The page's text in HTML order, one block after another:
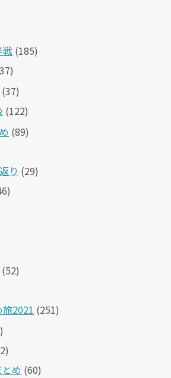
戦 (185)
(37)
(122)
(89)
り (29)
(52)
2021 (251)
め (60)